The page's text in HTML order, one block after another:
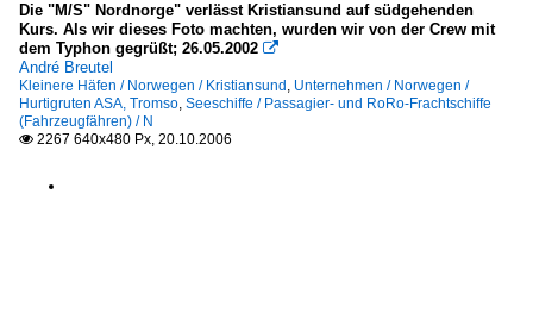
Die "M/S" Nordnorge" verlässt Kristiansund auf südgehenden
Kurs. Als wir dieses Foto machten, wurden wir von der Crew mit
dem Typhon gegrüßt; 26.05.2002 
André Breutel
Kleinere Häfen / Norwegen / Kristiansund , Unternehmen / Norwegen /
Hurtigruten ASA, Tromso, Seeschiffe / Passagier- und RoRo-Frachtschiffe
(Fahrzeugfähren) / N
 2267 640x480 Px, 20.10.2006